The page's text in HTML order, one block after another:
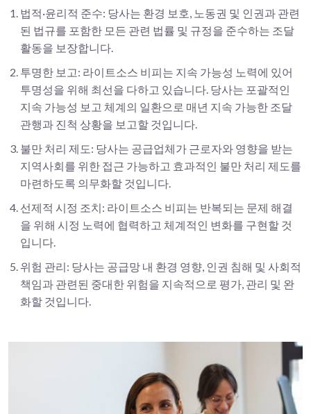
법적·윤리적 준수: 당사는 환경 보호, 노동권 및 인권과 관련
된 법규를 포함한 모든 관련 법률 및 규정을 준수하는 조달
활동을 보장합니다.
투명한 보고: 라이트소스 비피는 지속 가능성 노력에 있어
투명성을 위해 최선을 다하고 있습니다. 당사는 포괄적인
지속 가능성 보고 체계의 일환으로 매년 지속 가능한 조달
관행과 진척 상황을 보고할 것입니다.
불만 처리 제도: 당사는 공급업체가 근로자와 영향을 받는
지역사회를 위한 접근 가능하고 효과적인 불만 처리 제도를
마련하도록 의무화할 것입니다.
선제적 시정 조치: 라이트소스 비피는 반복되는 문제 해결
을 위해 시정 노력에 협력하고 체계적인 변화를 구현할 것
입니다.
위험 관리: 당사는 공급망 내 환경 영향, 인권 침해 및 사회적
책임과 관련된 중대한 위험을 지속적으로 평가, 관리 및 완
화할 것입니다.